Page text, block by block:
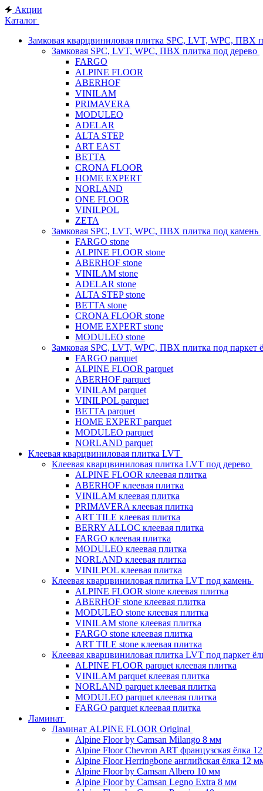
Акции
Каталог
Замковая кварцвиниловая плитка SPC, LVT, WPC, ПВХ
Замковая SPC, LVT, WPC, ПВХ плитка под дерево
FARGO
ALPINE FLOOR
ABERHOF
VINILAM
PRIMAVERA
MODULEO
ADELAR
ALTA STEP
ART EAST
BETTA
CRONA FLOOR
HOME EXPERT
NORLAND
ONE FLOOR
VINILPOL
ZETA
Замковая SPC, LVT, WPC, ПВХ плитка под камень
FARGO stone
ALPINE FLOOR stone
ABERHOF stone
VINILAM stone
ADELAR stone
ALTA STEP stone
BETTA stone
CRONA FLOOR stone
HOME EXPERT stone
MODULEO stone
Замковая SPC, LVT, WPC, ПВХ плитка под паркет
FARGO parquet
ALPINE FLOOR parquet
ABERHOF parquet
VINILAM parquet
VINILPOL parquet
BETTA parquet
HOME EXPERT parquet
MODULEO parquet
NORLAND parquet
Клеевая кварцвиниловая плитка LVT
Клеевая кварцвиниловая плитка LVT под дерево
ALPINE FLOOR клеевая плитка
ABERHOF клеевая плитка
VINILAM клеевая плитка
PRIMAVERA клеевая плитка
ART TILE клеевая плитка
BERRY ALLOC клеевая плитка
FARGO клеевая плитка
MODULEO клеевая плитка
NORLAND клеевая плитка
VINILPOL клеевая плитка
Клеевая кварцвиниловая плитка LVT под камень
ALPINE FLOOR stone клеевая плитка
ABERHOF stone клеевая плитка
MODULEO stone клеевая плитка
VINILAM stone клеевая плитка
FARGO stone клеевая плитка
ART TILE stone клеевая плитка
Клеевая кварцвиниловая плитка LVT под паркет
ALPINE FLOOR parquet клеевая плитка
VINILAM parquet клеевая плитка
NORLAND parquet клеевая плитка
MODULEO parquet клеевая плитка
FARGO parquet клеевая плитка
Ламинат
Ламинат ALPINE FLOOR Original
Alpine Floor by Camsan Milango 8 мм
Alpine Floor Chevron ART французская ёлка
Alpine Floor Herringbone английская ёлка 12
Alpine Floor by Camsan Albero 10 мм
Alpine Floor by Camsan Legno Extra 8 мм